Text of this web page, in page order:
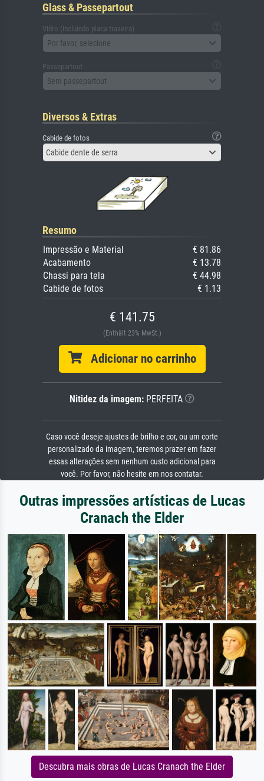
Glass & Passepartout
Vidro (incluindo placa traseira)
Por favor, selecione
Passepartout
Sem passepartout
Diversos & Extras
Cabide de fotos
Cabide dente de serra
Resumo
Impressão e Material
€ 81.86
Acabamento
€ 13.78
Chassi para tela
€ 44.98
Cabide de fotos
€ 1.13
€ 141.75
(Enthält 23% MwSt.)
Adicionar no carrinho
Nitidez da imagem: PERFEITA
Caso você deseje ajustes de brilho e cor, ou um corte
personalizado da imagem, teremos prazer em fazer
essas alterações sem nenhum custo adicional para
você. Por favor, não hesite em nos contatar.
Outras impressões artísticas de Lucas
Cranach the Elder
Descubra mais obras de Lucas Cranach the Elder